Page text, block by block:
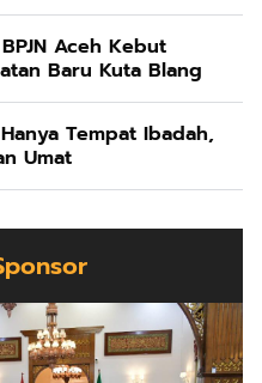
Aceh Kebut
Baru Kuta Blang
Tempat Ibadah,
Umat